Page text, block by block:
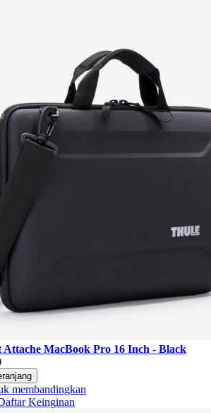
Attache MacBook Pro 16 Inch - Black
membandingkan
Keinginan